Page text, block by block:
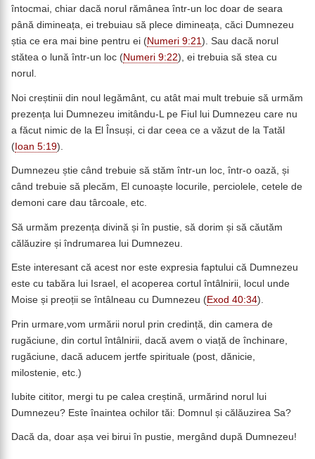
întocmai, chiar dacă norul rămânea într-un loc doar de seara
până dimineața, ei trebuiau să plece dimineața, căci Dumnezeu
știa ce era mai bine pentru ei (Numeri 9:21). Sau dacă norul
stătea o lună într-un loc (Numeri 9:22), ei trebuia să stea cu
norul.
Noi creștinii din noul legământ, cu atât mai mult trebuie să urmăm
prezența lui Dumnezeu imitându-L pe Fiul lui Dumnezeu care nu
a făcut nimic de la El Însuși, ci dar ceea ce a văzut de la Tatăl
(Ioan 5:19).
Dumnezeu știe când trebuie să stăm într-un loc, într-o oază, și
când trebuie să plecăm, El cunoaște locurile, perciolele, cetele de
demoni care dau târcoale, etc.
Să urmăm prezența divină și în pustie, să dorim și să căutăm
călăuzire și îndrumarea lui Dumnezeu.
Este interesant că acest nor este expresia faptului că Dumnezeu
este cu tabăra lui Israel, el acoperea cortul întâlnirii, locul unde
Moise și preoții se întâlneau cu Dumnezeu (Exod 40:34).
Prin urmare,vom urmării norul prin credință, din camera de
rugăciune, din cortul întâlnirii, dacă avem o viață de închinare,
rugăciune, dacă aducem jertfe spirituale (post, dănicie,
milostenie, etc.)
Iubite cititor, mergi tu pe calea creștină, urmărind norul lui
Dumnezeu? Este înaintea ochilor tăi: Domnul și călăuzirea Sa?
Dacă da, doar așa vei birui în pustie, mergând după Dumnezeu!